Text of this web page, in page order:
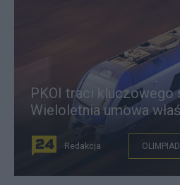
PKOI traci kluczowego
Wieloletnia umowa
Redakcja